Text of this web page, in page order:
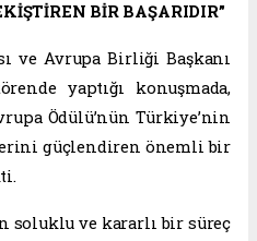
BİR BAŞARIDIR”
ve Avrupa Birliği Başkanı
yaptığı konuşmada,
Ödülü’nün Türkiye’nin
güçlendiren önemli bir
soluklu ve kararlı bir süreç